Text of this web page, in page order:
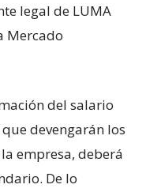
legal de LUMA
Mercado
del salario
devengarán los
empresa, deberá
De lo